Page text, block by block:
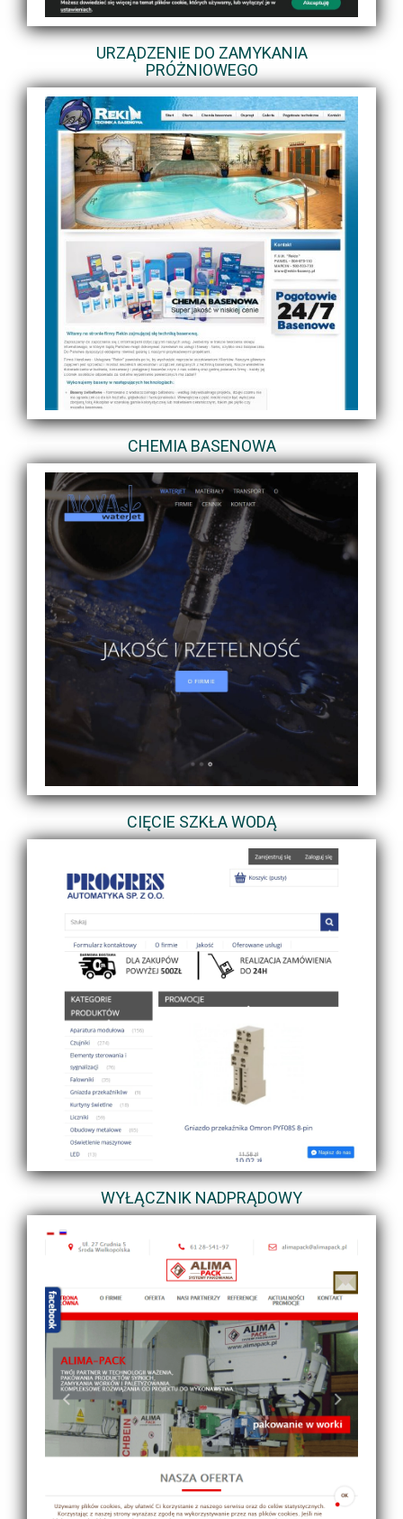
URZĄDZENIE DO ZAMYKANIA
PRÓŻNIOWEGO
CHEMIA BASENOWA
CIĘCIE SZKŁA WODĄ
WYŁĄCZNIK NADPRĄDOWY